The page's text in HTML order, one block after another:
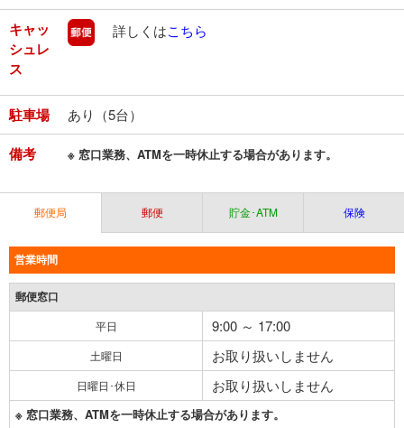
キャッ
シュレ
ス
郵便
詳しくはこちら
駐車場 あり（5台）
備考 ※ 窓口業務、ATMを一時休止する場合があります。
郵便局 郵便 貯金･ATM 保険
営業時間
郵便窓口
平日 9:00 ～ 17:00
土曜日 お取り扱いしません
日曜日･休日 お取り扱いしません
※ 窓口業務、ATMを一時休止する場合があります。